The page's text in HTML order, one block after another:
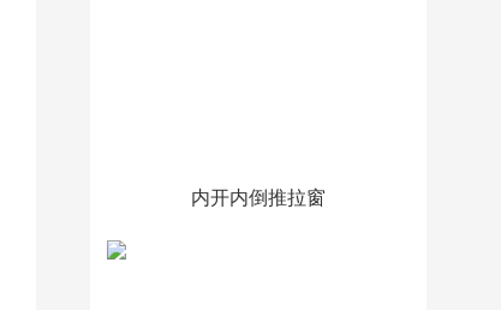
内开内倒推拉窗